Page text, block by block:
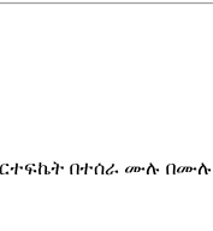
ሰርተፍኬት በተሰራ ሙሉ